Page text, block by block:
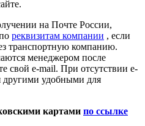
на Почте России,
реквизитам компании , если
транспортную компанию.
менеджером после
свой e-mail. При отсутствии e-
другими удобными для
картами по ссылке